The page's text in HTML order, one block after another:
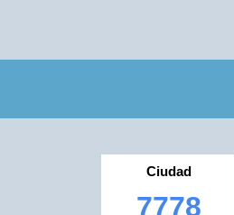
Ciudad
7778